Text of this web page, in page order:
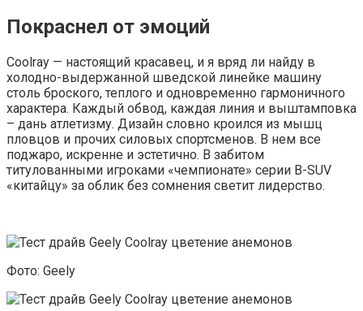
Покраснел от эмоций
Coolray — настоящий красавец, и я вряд ли найду в
холодно-выдержанной шведской линейке машину
столь броского, теплого и одновременно гармоничного
характера. Каждый обвод, каждая линия и выштамповка
– дань атлетизму. Дизайн словно кроился из мышц
пловцов и прочих силовых спортсменов. В нем все
поджаро, искренне и эстетично. В забитом
титулованными игроками «чемпионате» серии B-SUV
«китайцу» за облик без сомнения светит лидерство.
Фото: Geely